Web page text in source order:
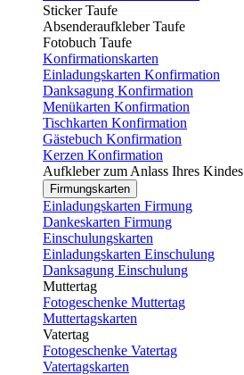
Sticker Taufe
Absenderaufkleber Taufe
Fotobuch Taufe
Konfirmationskarten
Einladungskarten Konfirmation
Danksagung Konfirmation
Menükarten Konfirmation
Tischkarten Konfirmation
Gästebuch Konfirmation
Kerzen Konfirmation
Aufkleber zum Anlass Ihres Kindes
Firmungskarten
Einladungskarten Firmung
Dankeskarten Firmung
Einschulungskarten
Einladungskarten Einschulung
Danksagung Einschulung
Muttertag
Fotogeschenke Muttertag
Muttertagskarten
Vatertag
Fotogeschenke Vatertag
Vatertagskarten